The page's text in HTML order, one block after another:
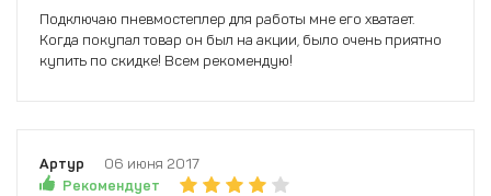
Подключаю пневмостеплер для работы мне его хватает.
Когда покупал товар он был на акции, было очень приятно
купить по скидке! Всем рекомендую!
Артур
06 июня 2017
Рекомендует